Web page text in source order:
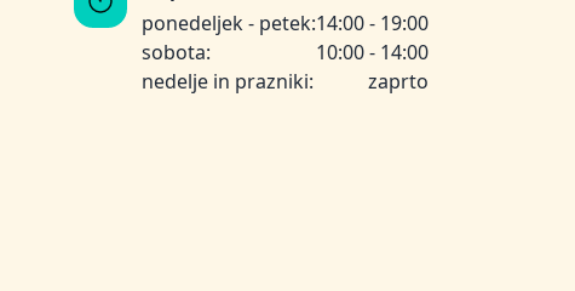
ponedeljek - petek:14:00 - 19:00
sobota:
10:00 - 14:00
nedelje in prazniki:
zaprto